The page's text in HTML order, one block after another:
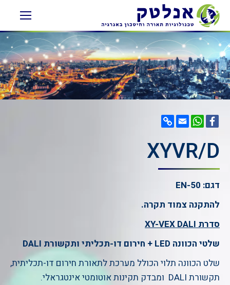
Facebook
WhatsApp
Email
Copy
Link
XYVR/D
דגם: EN-50
להתקנה צמוד תקרה.
סדרתXY-VEX DALI
שלטי הכוונה LED + חירום דו-תכליתי ותקשורת DALI
שלט הכוונה תלוי הכולל מערכת לתאורת חירום דו-תכליתית,
תקשורת DALI ומבדק תקינות אוטומטי אינטגראלי.